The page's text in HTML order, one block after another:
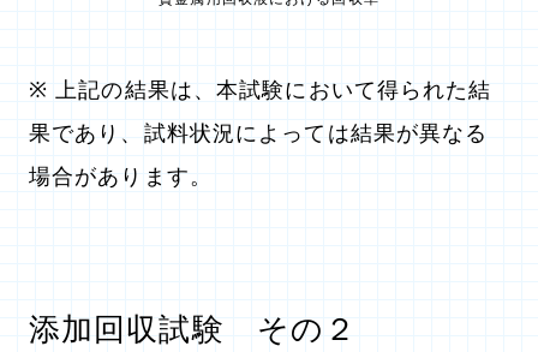
※ 上記の結果は、本試験において得られた結
果であり、試料状況によっては結果が異なる
場合があります。
添加回収試験 その２